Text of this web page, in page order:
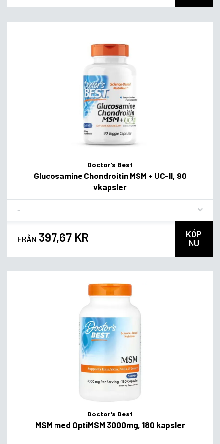
Doctor's Best
Glucosamine Chondroitin MSM + UC-II, 90
vkapsler
FRÅN 397,67 KR
KÖP
NU
Doctor's Best
MSM med OptiMSM 3000mg, 180 kapsler